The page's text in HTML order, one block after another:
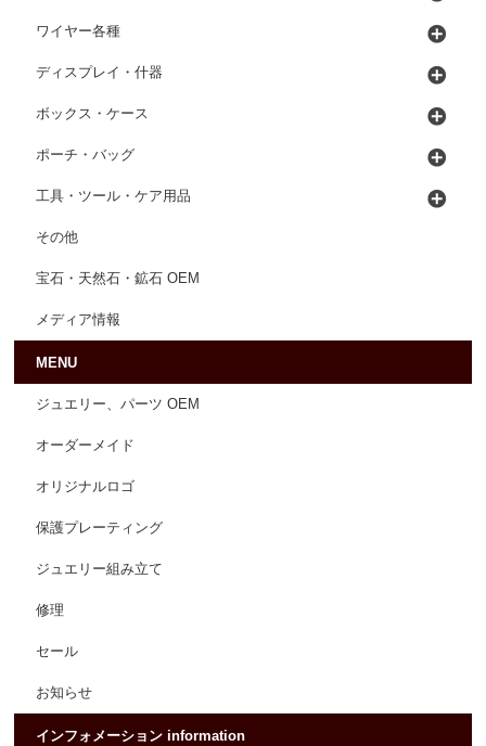
ワイヤー各種
ディスプレイ・什器
ボックス・ケース
ポーチ・バッグ
工具・ツール・ケア用品
その他
宝石・天然石・鉱石 OEM
メディア情報
MENU
ジュエリー、パーツ OEM
オーダーメイド
オリジナルロゴ
保護プレーティング
ジュエリー組み立て
修理
セール
お知らせ
インフォメーション information